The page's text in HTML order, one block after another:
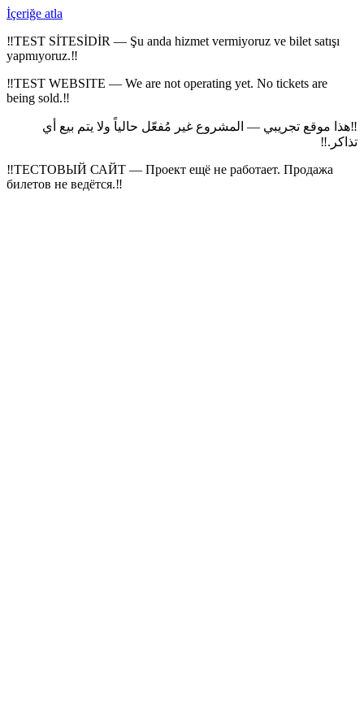
İçeriğe atla
‼TEST SİTESİDİR — Şu anda hizmet vermiyoruz ve bilet satışı
yapmıyoruz.‼
‼TEST WEBSITE — We are not operating yet. No tickets are
being sold.‼
‼هذا موقع تجريبي — المشروع غير مُفعّل حالياً ولا يتم بيع أي
تذاكر.‼
‼ТЕСТОВЫЙ САЙТ — Проект ещё не работает. Продажа
билетов не ведётся.‼